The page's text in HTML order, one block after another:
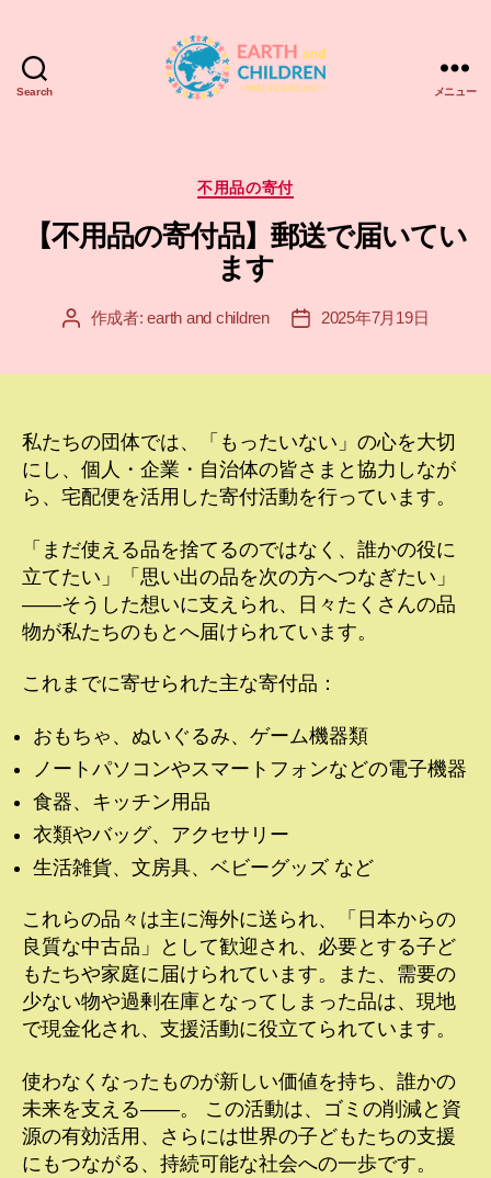
Search
＆
ル
ド
レ
EARTH
CHILDREN
メニュー
カ
ゴ
リ
ー
不用品の寄付
【不用品の寄付品】郵送で届いてい
ます
投 作成者:earth and children
投
2025年7月19日
私たちの団体では、「もったいない」の心を大切
にし、個人・企業・自治体の皆さまと協力しなが
ら、宅配便を活用した寄付活動を行っています。
「まだ使える品を捨てるのではなく、誰かの役に
立てたい」「思い出の品を次の方へつなぎたい」
――そうした想いに支えられ、日々たくさんの品
物が私たちのもとへ届けられています。
これまでに寄せられた主な寄付品：
おもちゃ、ぬいぐるみ、ゲーム機器類
ノートパソコンやスマートフォンなどの電子機器
食器、キッチン用品
衣類やバッグ、アクセサリー
生活雑貨、文房具、ベビーグッズ など
これらの品々は主に海外に送られ、「日本からの
良質な中古品」として歓迎され、必要とする子ど
もたちや家庭に届けられています。また、需要の
少ない物や過剰在庫となってしまった品は、現地
で現金化され、支援活動に役立てられています。
使わなくなったものが新しい価値を持ち、誰かの
未来を支える――。 この活動は、ゴミの削減と資
源の有効活用、さらには世界の子どもたちの支援
にもつながる、持続可能な社会への一歩です。